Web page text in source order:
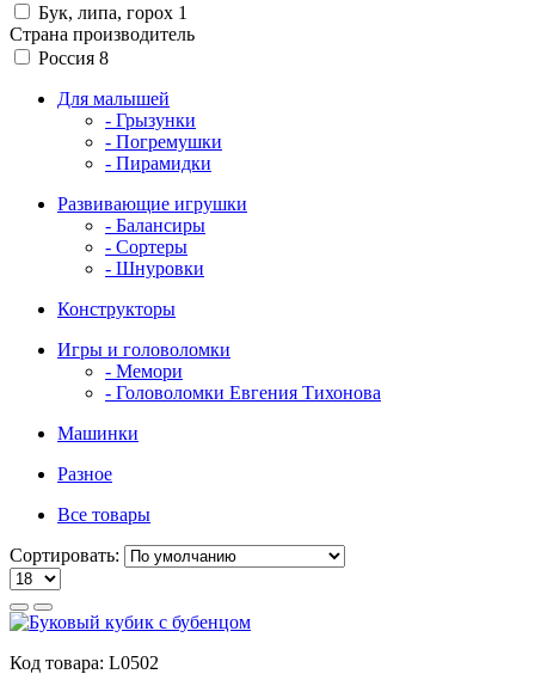
Бук, липа, горох 1
Страна производитель
Россия 8
Для малышей
- Грызунки
- Погремушки
- Пирамидки
Развивающие игрушки
- Балансиры
- Сортеры
- Шнуровки
Конструкторы
Игры и головоломки
- Мемори
- Головоломки Евгения Тихонова
Машинки
Разное
Все товары
Сортировать:
Код товара: L0502